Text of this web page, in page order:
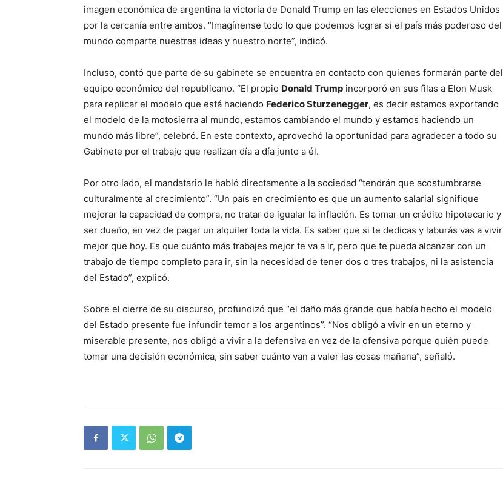
imagen económica de argentina la victoria de Donald Trump en las elecciones en Estados Unidos
por la cercanía entre ambos. “Imagínense todo lo que podemos lograr si el país más poderoso del
mundo comparte nuestras ideas y nuestro norte”, indicó.
Incluso, contó que parte de su gabinete se encuentra en contacto con quienes formarán parte del
equipo económico del republicano. “El propio Donald Trump incorporó en sus filas a Elon Musk
para replicar el modelo que está haciendo Federico Sturzenegger, es decir estamos exportando
el modelo de la motosierra al mundo, estamos cambiando el mundo y estamos haciendo un
mundo más libre”, celebró. En este contexto, aprovechó la oportunidad para agradecer a todo su
Gabinete por el trabajo que realizan día a día junto a él.
Por otro lado, el mandatario le habló directamente a la sociedad “tendrán que acostumbrarse
culturalmente al crecimiento”. “Un país en crecimiento es que un aumento salarial signifique
mejorar la capacidad de compra, no tratar de igualar la inflación. Es tomar un crédito hipotecario y
ser dueño, en vez de pagar un alquiler toda la vida. Es saber que si te dedicas y laburás vas a vivir
mejor que hoy. Es que cuánto más trabajes mejor te va a ir, pero que te pueda alcanzar con un
trabajo de tiempo completo para ir, sin la necesidad de tener dos o tres trabajos, ni la asistencia
del Estado”, explicó.
Sobre el cierre de su discurso, profundizó que “el daño más grande que había hecho el modelo
del Estado presente fue infundir temor a los argentinos”. “Nos obligó a vivir en un eterno y
miserable presente, nos obligó a vivir a la defensiva en vez de la ofensiva porque quién puede
tomar una decisión económica, sin saber cuánto van a valer las cosas mañana”, señaló.